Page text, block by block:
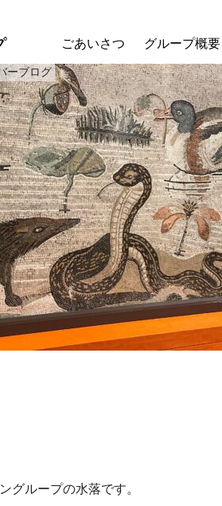
ごあいさつ グループ概要
ーブログ
グループの水落です。